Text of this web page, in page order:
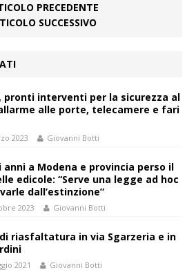
PRECEDENTE
SUCCESSIVO
pronti interventi per la sicurezza al
alle porte, telecamere e fari
2023 Giovanni Botti
anni a Modena e provincia perso il
edicole: “Serve una legge ad hoc
dall’estinzione”
2023 Giovanni Botti
riasfaltatura in via Sgarzeria e in
2021 Giovanni Botti